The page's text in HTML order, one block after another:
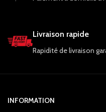
Livraison rapide
Rapidité de livraison
INFORMATION